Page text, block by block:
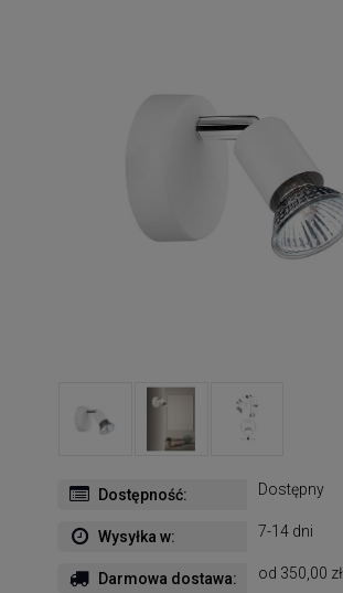
Dostępność: Dostępny
Wysyłka w: 7-14 dni
Darmowa dostawa: od 350,00 zł